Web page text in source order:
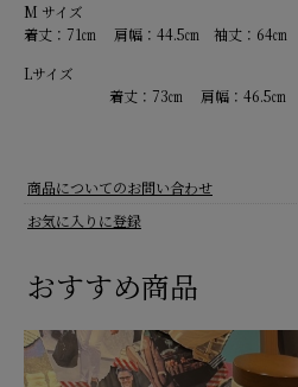
M サイズ
着丈：71㎝ 肩幅：44.5㎝ 袖丈：64㎝
Lサイズ
着丈：73㎝ 肩幅：46.5㎝ 袖
商品についてのお問い合わせ
お気に入りに登録
おすすめ商品